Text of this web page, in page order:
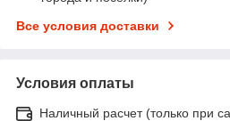
Все условия доставки
Условия оплаты
Наличный расчет (только при